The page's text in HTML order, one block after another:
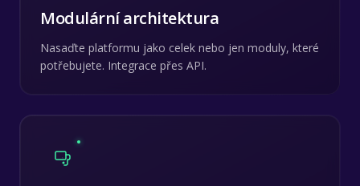
Modulární architektura
Nasaďte platformu jako celek nebo jen moduly, které
potřebujete. Integrace přes API.